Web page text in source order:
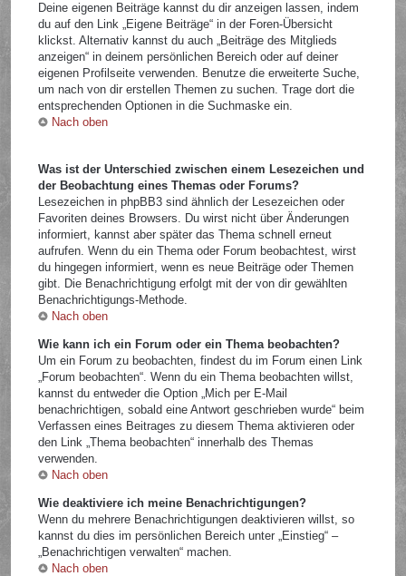
Deine eigenen Beiträge kannst du dir anzeigen lassen, indem
du auf den Link „Eigene Beiträge“ in der Foren-Übersicht
klickst. Alternativ kannst du auch „Beiträge des Mitglieds
anzeigen“ in deinem persönlichen Bereich oder auf deiner
eigenen Profilseite verwenden. Benutze die erweiterte Suche,
um nach von dir erstellen Themen zu suchen. Trage dort die
entsprechenden Optionen in die Suchmaske ein.
Nach oben
Was ist der Unterschied zwischen einem Lesezeichen und
der Beobachtung eines Themas oder Forums?
Lesezeichen in phpBB3 sind ähnlich der Lesezeichen oder
Favoriten deines Browsers. Du wirst nicht über Änderungen
informiert, kannst aber später das Thema schnell erneut
aufrufen. Wenn du ein Thema oder Forum beobachtest, wirst
du hingegen informiert, wenn es neue Beiträge oder Themen
gibt. Die Benachrichtigung erfolgt mit der von dir gewählten
Benachrichtigungs-Methode.
Nach oben
Wie kann ich ein Forum oder ein Thema beobachten?
Um ein Forum zu beobachten, findest du im Forum einen Link
„Forum beobachten“. Wenn du ein Thema beobachten willst,
kannst du entweder die Option „Mich per E-Mail
benachrichtigen, sobald eine Antwort geschrieben wurde“ beim
Verfassen eines Beitrages zu diesem Thema aktivieren oder
den Link „Thema beobachten“ innerhalb des Themas
verwenden.
Nach oben
Wie deaktiviere ich meine Benachrichtigungen?
Wenn du mehrere Benachrichtigungen deaktivieren willst, so
kannst du dies im persönlichen Bereich unter „Einstieg“ –
„Benachrichtigen verwalten“ machen.
Nach oben